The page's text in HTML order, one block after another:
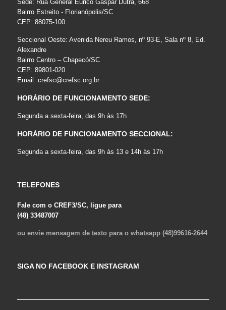
Sede: Rua General Eurico Gaspar Dutra, 668
Bairro Estreito - Florianópolis/SC
CEP: 88075-100
Seccional Oeste: Avenida Nereu Ramos, nº 93-E, Sala nº 8, Ed.
Alexandre
Bairro Centro – Chapecó/SC
CEP: 89801-020
Email: crefsc@crefsc.org.br
HORÁRIO DE FUNCIONAMENTO SEDE:
Segunda a sexta-feira, das 9h às 17h
HORÁRIO DE FUNCIONAMENTO SECCIONAL:
Segunda a sexta-feira, das 9h às 13 e 14h às 17h
TELEFONES
Fale com o CREF3/SC, ligue para
(48) 33487007
ou envie mensagem de texto para o whatsapp (48)99616-2644
SIGA NO FACEBOOK E INSTAGRAM